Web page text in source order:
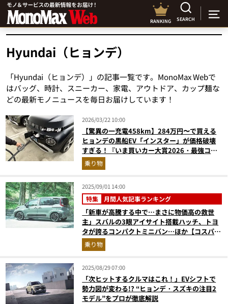
RANKING SEARCH
Hyundai（ヒョンデ）
「Hyundai（ヒョンデ）」の記事一覧です。MonoMax Webで
はバッグ、時計、スニーカー、家電、アウトドア、カップ麺な
どの最新モノニュースを毎日お届けしています！
2026/03/22 10:00
【驚異の一充電458km】284万円〜で買える
ヒョンデの黒船EV「インスター」が価格破壊
すぎる！『いま買いカー大賞2026・最強コス
パ大賞』
乗り物
2025/09/01 14:00
特集 月間人気記事ランキング
「新車が高騰する中で…まさに物価高の救世
主」スバルの3眼アイサイト搭載ハッチ、トヨ
タが誇るコンパクトミニバン…ほか【コスパカ
ーの人気記事ランキングベスト3】（2025年7
月版）
乗り物
2025/08/29 07:00
「次ヒットするクルマはこれ！」EVシフトで
勢力図が変わる!? “ヒョンデ・スズキの注目2
モデル”をプロが徹底解説